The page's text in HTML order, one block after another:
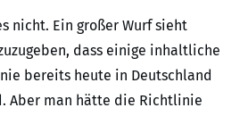
nicht. Ein großer Wurf sieht
dass einige inhaltliche
bereits heute in Deutschland
Aber man hätte die Richtlinie